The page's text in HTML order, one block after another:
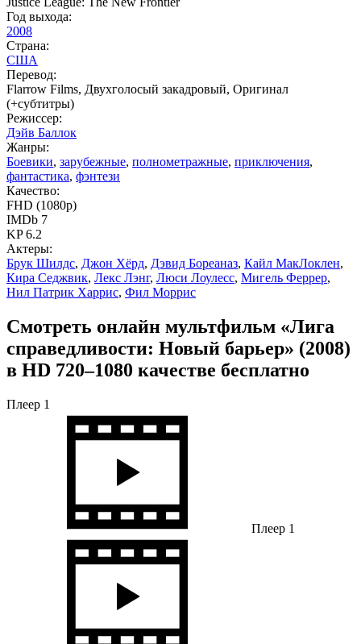
Год выхода:
2008
Страна:
США
Перевод:
Flarrow Films, Двухголосый закадровый, Оригинал
(+субтитры)
Режиссер:
Дэйв Баллок
Жанры:
Боевики, зарубежные, полнометражные, приключения,
фантастика, фэнтези
Качество:
FHD (1080p)
IMDb 7
KP 6.2
Актеры:
Брук Шилдс, Джон Хёрд, Дэвид Бореаназ, Кайл МакЛоклен,
Кира Седжвик, Лекс Лэнг, Люси Лоулесс, Мигель Феррер,
Нил Патрик Харрис, Фил Моррис
Смотреть онлайн мультфильм «Лига
справедливости: Новый барьер» (2008)
в HD 720–1080 качестве бесплатно
Плеер 1
Плеер 1